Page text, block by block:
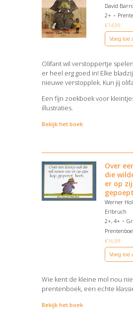
David
2+
€14,99
Voeg toe
Olifant wil verstoppertje
er heel erg goed in! Elke
nieuwe verstopplek. Kun jij
Een fijn zoekboek voor
illustraties.
Bekijk het boek
Over
die
er op
Werner
Erlbruch
2+, 4+
€16,99
Voeg toe
Wie kent de kleine mol nou
prentenboek, een echte
Bekijk het boek